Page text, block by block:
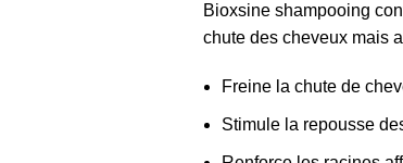
Bioxsine shampooing
chute des cheveux mais
Freine la chute de
Stimule la repousse